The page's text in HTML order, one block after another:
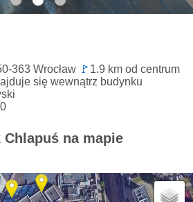
363 Wrocław 🚩 1.9 km od centrum
się wewnątrz budynku
na mapie